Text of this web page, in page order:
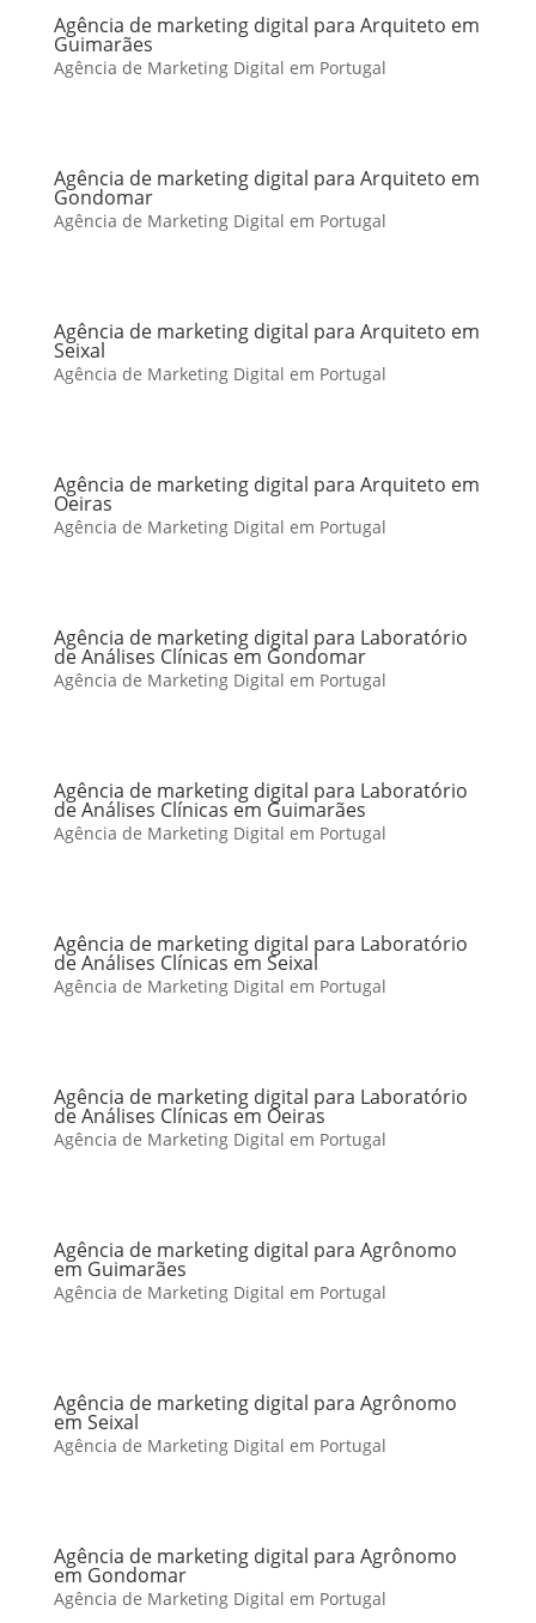
Agência de marketing digital para Arquiteto em
Guimarães
Agência de Marketing Digital em Portugal
Agência de marketing digital para Arquiteto em
Gondomar
Agência de Marketing Digital em Portugal
Agência de marketing digital para Arquiteto em
Seixal
Agência de Marketing Digital em Portugal
Agência de marketing digital para Arquiteto em
Oeiras
Agência de Marketing Digital em Portugal
Agência de marketing digital para Laboratório
de Análises Clínicas em Gondomar
Agência de Marketing Digital em Portugal
Agência de marketing digital para Laboratório
de Análises Clínicas em Guimarães
Agência de Marketing Digital em Portugal
Agência de marketing digital para Laboratório
de Análises Clínicas em Seixal
Agência de Marketing Digital em Portugal
Agência de marketing digital para Laboratório
de Análises Clínicas em Oeiras
Agência de Marketing Digital em Portugal
Agência de marketing digital para Agrônomo
em Guimarães
Agência de Marketing Digital em Portugal
Agência de marketing digital para Agrônomo
em Seixal
Agência de Marketing Digital em Portugal
Agência de marketing digital para Agrônomo
em Gondomar
Agência de Marketing Digital em Portugal